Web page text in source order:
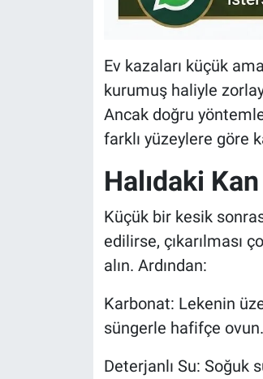
Ev kazaları küçük
kurumuş haliyle
Ancak doğru
farklı yüzeylere göre
Halıdaki
Küçük bir kesik
edilirse, çıkarılması
alın. Ardından:
Karbonat: Lekenin
süngerle hafifçe
Deterjanlı Su: Soğuk